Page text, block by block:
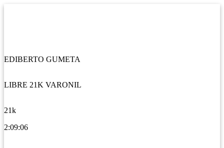
EDIBERTO GUMETA
LIBRE 21K VARONIL
21k
2:09:06